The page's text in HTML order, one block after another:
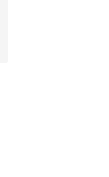
baisse de € 79,99 à